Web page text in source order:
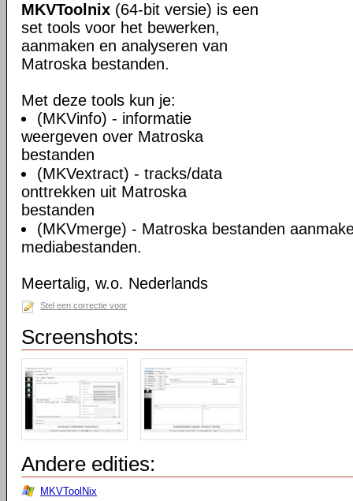
MKVToolnix (64-bit versie) is een
set tools voor het bewerken,
aanmaken en analyseren van
Matroska bestanden.
Met deze tools kun je:
(MKVinfo) - informatie
weergeven over Matroska
bestanden
(MKVextract) - tracks/data
onttrekken uit Matroska
bestanden
(MKVmerge) - Matroska bestanden
mediabestanden.
Meertalig, w.o. Nederlands
Stel een correctie voor
Screenshots:
Andere edities:
MKVToolNix